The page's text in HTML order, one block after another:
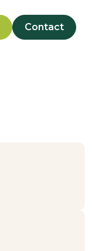
Contact